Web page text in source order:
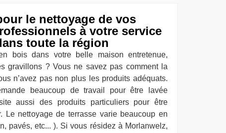
le nettoyage de vos
à votre service
toute la région
bois dans votre belle maison entretenue,
gravillons ? Vous ne savez pas comment la
n’avez pas non plus les produits adéquats.
beaucoup de travail pour être lavée
aussi des produits particuliers pour être
Le nettoyage de terrasse varie beaucoup en
pavés, etc... ). Si vous résidez à Morlanwelz,